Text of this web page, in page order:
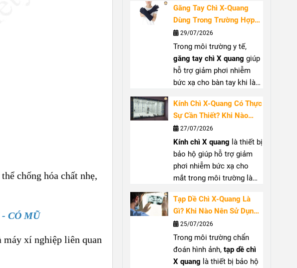
chống hóa chất nhẹ,
CÓ MŨ
máy xí nghiệp liên quan
tán xạ từ tia X.Cổ chì X
quang giúp che chắn vùng
cổ, hỗ trợ bảo vệ tuyến
giáp khi làm việc gần
nguồn phát. Bài viết sẽ
giúp bạn hiểu rõ vai trò,
trường hợp nên sử dụng và
giáp(thyroid shield) phù
hợp.
Găng Tay Chì X-Quang
Dùng Trong Trường Hợp
Nào? Hướng Dẫn Lựa
Chọn Đúng
29/07/2026
Trong môi trường y tế,
găng tay chì X quang giúp
hỗ trợ giảm phơi nhiễm
bức xạ cho bàn tay khi làm
biệt tại phòng can thiệp
hoặc phẫu thuật sử dụng
C-arm. Bài viết sẽ giúp bạn
hiểu rõ khi nào nên dùng
găng tay chống tia X, cách
chọngăng tay chì y tếphù
hợp và những lưu ý khi sử
tay
Kính Chì X-Quang Có Thực
Sự Cần Thiết? Khi Nào
Nên Sử Dụng?
27/07/2026
Kính chì X quang là thiết bị
bảo hộ giúp hỗ trợ giảm
phơi nhiễm bức xạ cho
mắt trong môi trường làm
giúp bạn hiểu rõ công
dụng, khi nào nên sử dụng
kính bảo hộ tia X
lựa chọn và cách bảo quản
để đảm bảo hiệu quả bảo
vệ.
Tạp Dề Chì X-Quang Là
Gì? Khi Nào Nên Sử Dụng
Và Cách Lựa Chọn
25/07/2026
Trong môi trường chẩn
đoán hình ảnh,tạp dề chì
X quang là thiết bị bảo hộ